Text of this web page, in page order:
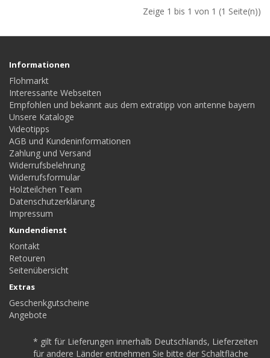
Zeige 1 bis 1 von 1 (1 Seite(n))
Informationen
Flohmarkt
Interessante Webseiten
Empfohlen und bekannt aus dem extratipp von antenne bayern
Unsere Kataloge
Videotipps
AGB und Kundeninformationen
Zahlung und Versand
Widerrufsbelehrung
Widerrufsformular
Holzteilchen Team
Datenschutzerklärung
Impressum
Kundendienst
Kontakt
Retouren
Seitenübersicht
Extras
Geschenkgutscheine
Angebote
* gilt für Lieferungen innerhalb Deutschlands, Lieferzeiten
für andere Länder entnehmen Sie bitte der Schaltfläche